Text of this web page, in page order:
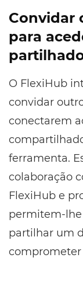
Convidar
para
O FlexiHub
convidar
conectarem
ferramenta.
colaboração
FlexiHub e
permitem-
partilhar um
comprometer